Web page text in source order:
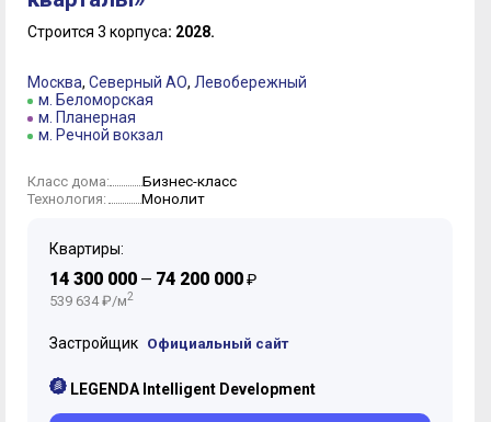
Строится 3 корпуса: 2028.
Москва, Северный АО, Левобережный
м. Беломорская
м. Планерная
м. Речной вокзал
Класс дома: Бизнес-класс
Технология: Монолит
Квартиры:
14 300 000 — 74 200 000₽
539 634 ₽/м2
Застройщик Официальный сайт
LEGENDA Intelligent Development